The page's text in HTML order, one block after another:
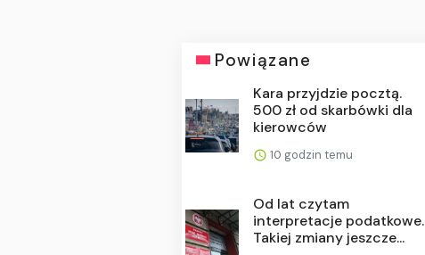
Powiązane
Kara przyjdzie pocztą.
500 zł od skarbówki dla
kierowców
10 godzin temu
Od lat czytam
interpretacje podatkowe.
Takiej zmiany jeszcze...